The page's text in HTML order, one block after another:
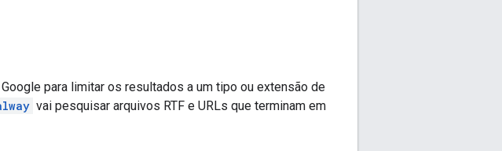
para limitar os resultados a um tipo ou extensão de
vai pesquisar arquivos RTF e URLs que terminam em